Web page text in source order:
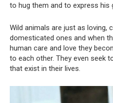
to hug them and to express his
Wild animals are just as loving,
domesticated ones and when
human care and love they
to each other. They even seek
that exist in their lives.